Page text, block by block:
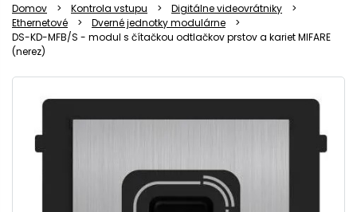
Domov Kontrola vstupu
Digitálne videovrátniky
Ethernetové
Dverné jednotky modulárne
DS-KD-MFB/S - modul s čítačkou odtlačkov prstov a kariet MIFARE
(nerez)